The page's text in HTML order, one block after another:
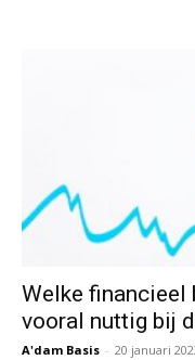
Welke financieel
vooral nuttig bij
A'dam Basis - 20 januari